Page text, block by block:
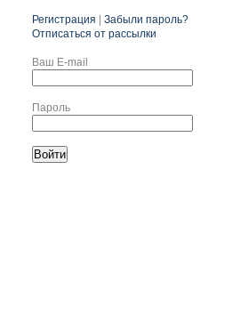
Регистрация
Забыли пароль?
Отписаться от рассылки
Ваш E-mail
Пароль